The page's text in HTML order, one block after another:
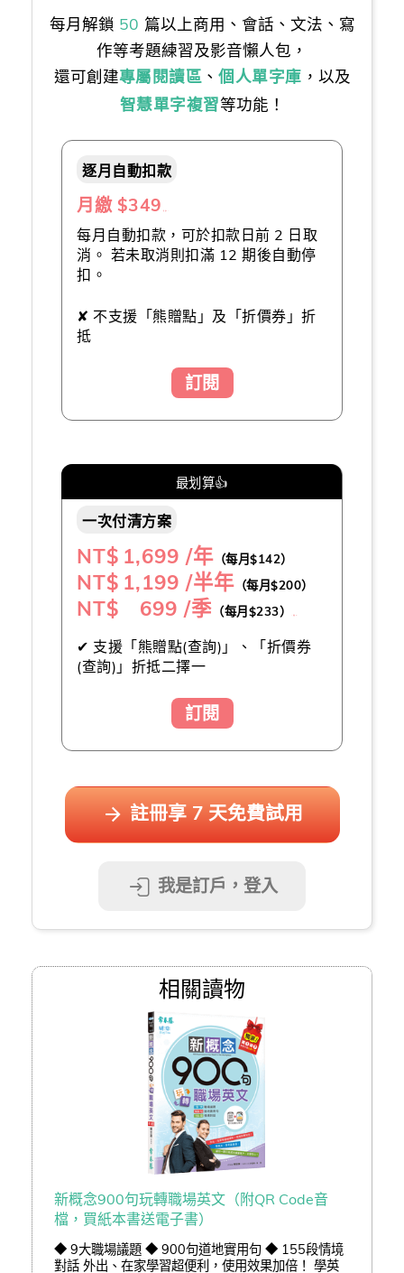
每月解鎖 50 篇以上商用、會話、文法、寫
作等考題練習及影音懶人包，
還可創建專屬閱讀區 、 個人單字庫 ，以及
智慧單字複習等功能！
逐月自動扣款
月繳 $349
每月自動扣款，可於扣款日前 2 日取
消。 若未取消則扣滿 12 期後自動停
扣。
✘ 不支援「熊贈點」及「折價券」折
抵
訂閱
最划算👍
一次付清方案
NT$ 1,699 /年（每月$142）
NT$ 1,199 /半年（每月$200）
NT$ 699 /季 （每月$233）
✔ 支援「熊贈點(查詢)」、「折價券
(查詢)」折抵二擇一
訂閱
註冊享 7 天免費試用
我是訂戶，登入
相關讀物
新概念900句玩轉職場英文（附QR Code音
檔，買紙本書送電子書）
◆ 9大職場議題 ◆ 900句道地實用句 ◆ 155段情境
對話 外出、在家學習超便利，使用效果加倍！ 學英